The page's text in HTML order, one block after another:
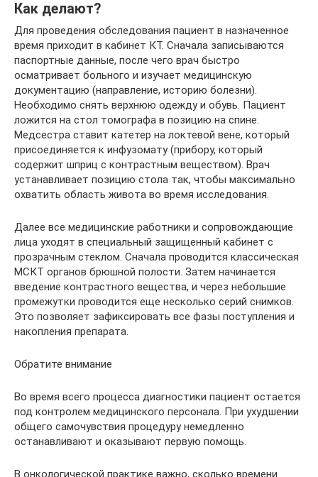
Как делают?
Для проведения обследования пациент в назначенное
время приходит в кабинет КТ. Сначала записываются
паспортные данные, после чего врач быстро
осматривает больного и изучает медицинскую
документацию (направление, историю болезни).
Необходимо снять верхнюю одежду и обувь. Пациент
ложится на стол томографа в позицию на спине.
Медсестра ставит катетер на локтевой вене, который
присоединяется к инфузомату (прибору, который
содержит шприц с контрастным веществом). Врач
устанавливает позицию стола так, чтобы максимально
охватить область живота во время исследования.
Далее все медицинские работники и сопровождающие
лица уходят в специальный защищенный кабинет с
прозрачным стеклом. Сначала проводится классическая
МСКТ органов брюшной полости. Затем начинается
введение контрастного вещества, и через небольшие
промежутки проводится еще несколько серий снимков.
Это позволяет зафиксировать все фазы поступления и
накопления препарата.
Обратите внимание
Во время всего процесса диагностики пациент остается
под контролем медицинского персонала. При ухудшении
общего самочувствия процедуру немедленно
останавливают и оказывают первую помощь.
В онкологической практике важно, сколько времени